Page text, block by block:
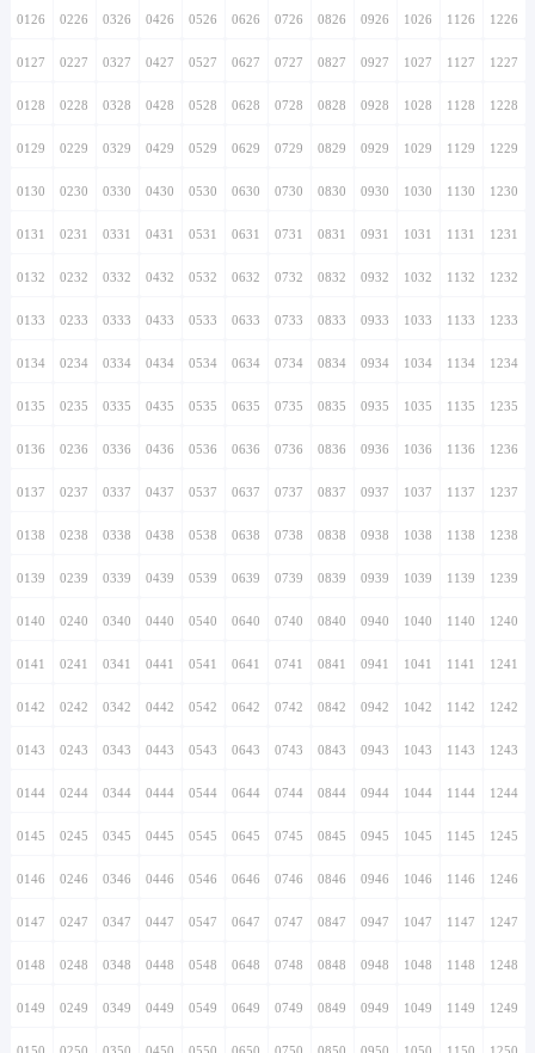
0126 0226 0326 0426 0526 0626 0726 0826 0926 1026 1126 1226
0127 0227 0327 0427 0527 0627 0727 0827 0927 1027 1127 1227
0128 0228 0328 0428 0528 0628 0728 0828 0928 1028 1128 1228
0129 0229 0329 0429 0529 0629 0729 0829 0929 1029 1129 1229
0130 0230 0330 0430 0530 0630 0730 0830 0930 1030 1130 1230
0131 0231 0331 0431 0531 0631 0731 0831 0931 1031 1131 1231
0132 0232 0332 0432 0532 0632 0732 0832 0932 1032 1132 1232
0133 0233 0333 0433 0533 0633 0733 0833 0933 1033 1133 1233
0134 0234 0334 0434 0534 0634 0734 0834 0934 1034 1134 1234
0135 0235 0335 0435 0535 0635 0735 0835 0935 1035 1135 1235
0136 0236 0336 0436 0536 0636 0736 0836 0936 1036 1136 1236
0137 0237 0337 0437 0537 0637 0737 0837 0937 1037 1137 1237
0138 0238 0338 0438 0538 0638 0738 0838 0938 1038 1138 1238
0139 0239 0339 0439 0539 0639 0739 0839 0939 1039 1139 1239
0140 0240 0340 0440 0540 0640 0740 0840 0940 1040 1140 1240
0141 0241 0341 0441 0541 0641 0741 0841 0941 1041 1141 1241
0142 0242 0342 0442 0542 0642 0742 0842 0942 1042 1142 1242
0143 0243 0343 0443 0543 0643 0743 0843 0943 1043 1143 1243
0144 0244 0344 0444 0544 0644 0744 0844 0944 1044 1144 1244
0145 0245 0345 0445 0545 0645 0745 0845 0945 1045 1145 1245
0146 0246 0346 0446 0546 0646 0746 0846 0946 1046 1146 1246
0147 0247 0347 0447 0547 0647 0747 0847 0947 1047 1147 1247
0148 0248 0348 0448 0548 0648 0748 0848 0948 1048 1148 1248
0149 0249 0349 0449 0549 0649 0749 0849 0949 1049 1149 1249